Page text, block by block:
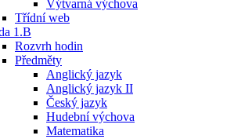
Výtvarná výchova
Třídní web
1.B
Rozvrh hodin
Předměty
Anglický jazyk
Anglický jazyk II
Český jazyk
Hudební výchova
Matematika